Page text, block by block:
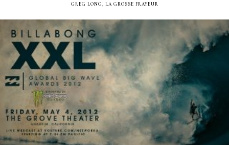
GREG LONG, LA GROSSE FRAYEUR